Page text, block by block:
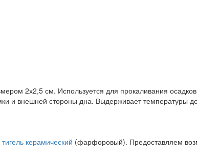
2х2,5 см. Используется для прокаливания
и внешней стороны дна. Выдерживает температуры
тигель керамический (фарфоровый). Предоставляем